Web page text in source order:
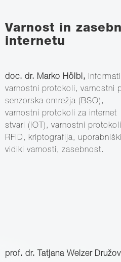
Varnost in
internetu
doc. dr. Marko Hölbl,
varnostni protokoli, varnostni
senzorska omrežja (BSO),
varnostni protokoli za internet
stvari (iOT), varnostni
RFID, kriptografija, uporabniški
vidiki varnosti, zasebnost.
prof. dr. Tatjana Welzer